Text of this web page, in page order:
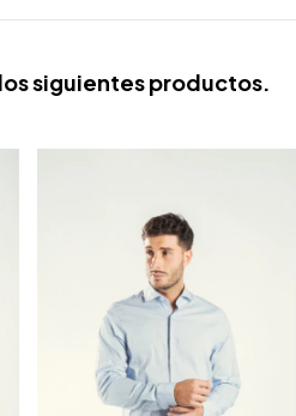
siguientes productos.